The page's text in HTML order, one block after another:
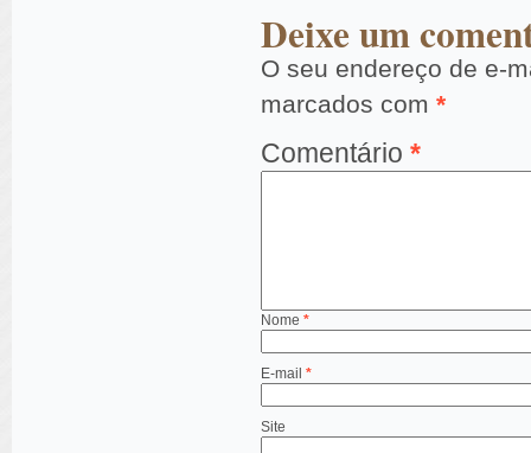
Deixe um
O seu endereço de e-
marcados com *
Comentário *
Nome *
E-mail *
Site